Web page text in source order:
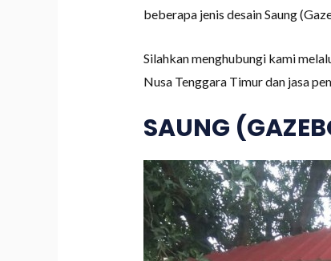
beberapa jenis desain Saung
Silahkan menghubungi kami
Nusa Tenggara Timur dan jasa
SAUNG